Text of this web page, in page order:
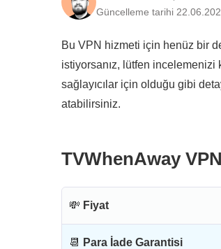
Güncelleme tarihi
Bu VPN hizmeti için henüz bir
istiyorsanız, lütfen incelemenizi
sağlayıcılar için olduğu gibi
atabilirsiniz.
TVWhenAway
💸 Fiyat
📆 Para İade Garantisi